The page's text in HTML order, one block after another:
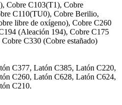
Cobre C103(T1), Cobre
C110(TU0), Cobre Berilio,
libre de oxígeno), Cobre C260
(Aleación 194), Cobre C175
C330 (Cobre estañado)
C377, Latón C385, Latón C220,
C260, Latón C628, Latón C624,
C210.